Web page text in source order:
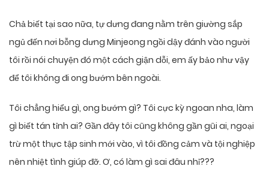
Chả biết tại sao nữa, tự dưng đang nằm trên giường sắp
ngủ đến nơi bỗng dưng Minjeong ngồi dậy đánh vào người
tôi rồi nói chuyện đó một cách giận dỗi, em ấy bảo như vậy
để tôi không đi ong bướm bên ngoài.
Tôi chẳng hiểu gì, ong bướm gì? Tôi cực kỳ ngoan nha, làm
gì biết tán tỉnh ai? Gần đây tôi cũng không gần gũi ai, ngoại
trừ một thực tập sinh mới vào, vì tôi đồng cảm và tội nghiệp
nên nhiệt tình giúp đỡ. Ơ, có làm gì sai đâu nhỉ???